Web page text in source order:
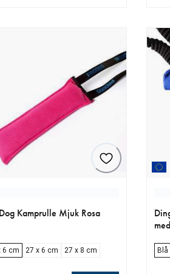
Kamprulle Mjuk Rosa
6 cm 27 x 6 cm 27 x 8 cm Blå